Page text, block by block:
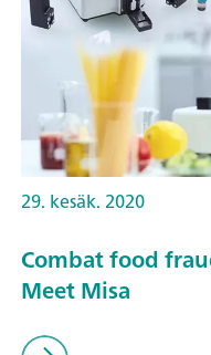
29. kesäk. 2020
Combat food
Meet Misa